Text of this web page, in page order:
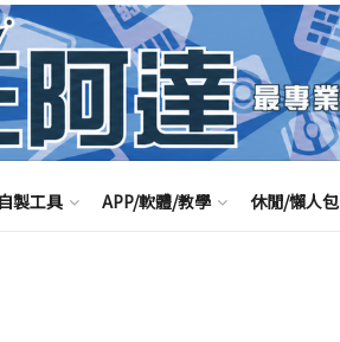
製工具 APP/軟體/教學 休閒/懶人包